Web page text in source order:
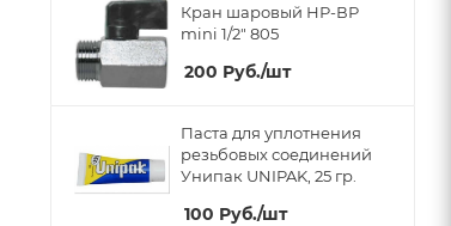
Кран шаровый НР-ВР
mini 1/2" 805
200 Руб./шт
Паста для уплотнения
резьбовых соединений
Унипак UNIPAK, 25 гр.
100 Руб./шт